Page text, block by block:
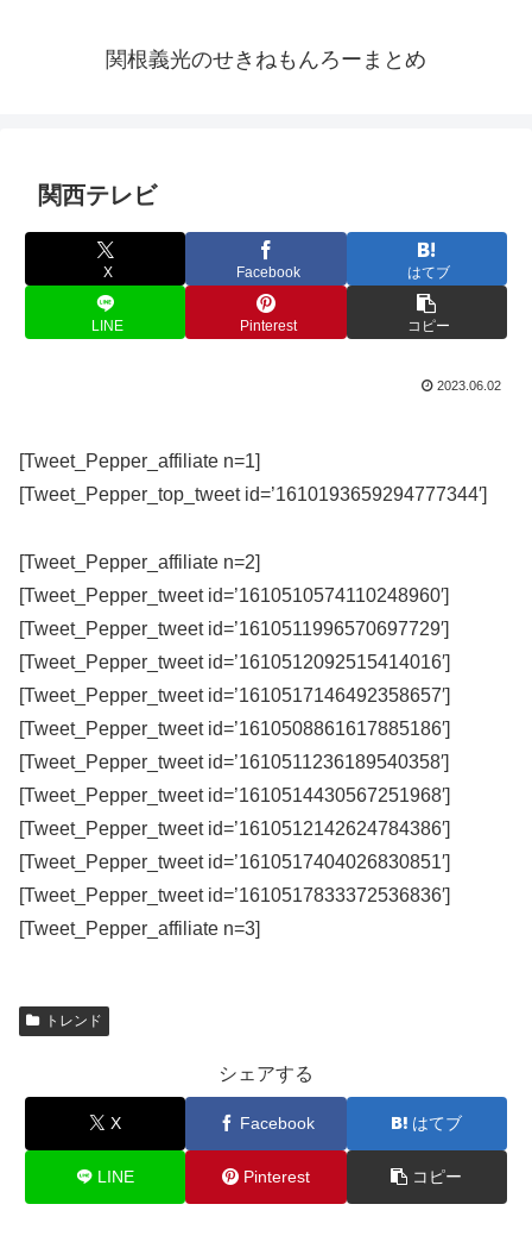
関根義光のせきねもんろーまとめ
関西テレビ
X Facebook はてブ
LINE Pinterest コピー
2023.06.02
[Tweet_Pepper_affiliate n=1]
[Tweet_Pepper_top_tweet id=’1610193659294777344′]
[Tweet_Pepper_affiliate n=2]
[Tweet_Pepper_tweet id=’1610510574110248960′]
[Tweet_Pepper_tweet id=’1610511996570697729′]
[Tweet_Pepper_tweet id=’1610512092515414016′]
[Tweet_Pepper_tweet id=’1610517146492358657′]
[Tweet_Pepper_tweet id=’1610508861617885186′]
[Tweet_Pepper_tweet id=’1610511236189540358′]
[Tweet_Pepper_tweet id=’1610514430567251968′]
[Tweet_Pepper_tweet id=’1610512142624784386′]
[Tweet_Pepper_tweet id=’1610517404026830851′]
[Tweet_Pepper_tweet id=’1610517833372536836′]
[Tweet_Pepper_affiliate n=3]
トレンド
シェアする
X Facebook はてブ
LINE Pinterest コピー